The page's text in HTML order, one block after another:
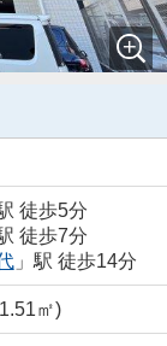
徒歩5分
徒歩7分
」駅 徒歩14分
㎡)